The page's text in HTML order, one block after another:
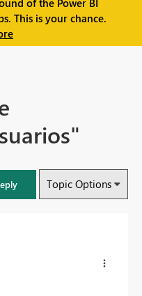
of the Power BI
This is your chance.
Topic Options